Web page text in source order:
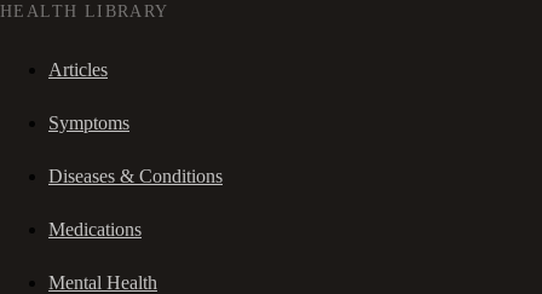
HEALTH LIBRARY
Articles
Symptoms
Diseases & Conditions
Medications
Mental Health